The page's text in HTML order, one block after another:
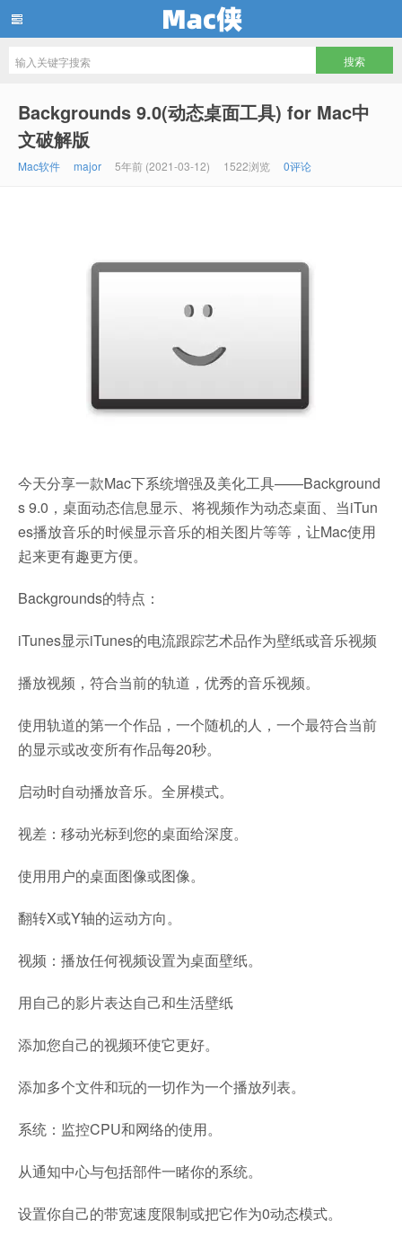
Backgrounds 9.0(动态桌面工具) for Mac中
文破解版
Mac软件 major 5年前 (2021-03-12) 1522浏览 0评论
今天分享一款Mac下系统增强及美化工具——Background
s 9.0，桌面动态信息显示、将视频作为动态桌面、当iTun
es播放音乐的时候显示音乐的相关图片等等，让Mac使用
起来更有趣更方便。
Backgrounds的特点：
iTunes显示iTunes的电流跟踪艺术品作为壁纸或音乐视频
播放视频，符合当前的轨道，优秀的音乐视频。
使用轨道的第一个作品，一个随机的人，一个最符合当前
的显示或改变所有作品每20秒。
启动时自动播放音乐。全屏模式。
视差：移动光标到您的桌面给深度。
使用用户的桌面图像或图像。
翻转X或Y轴的运动方向。
视频：播放任何视频设置为桌面壁纸。
用自己的影片表达自己和生活壁纸
添加您自己的视频环使它更好。
添加多个文件和玩的一切作为一个播放列表。
系统：监控CPU和网络的使用。
从通知中心与包括部件一睹你的系统。
设置你自己的带宽速度限制或把它作为0动态模式。